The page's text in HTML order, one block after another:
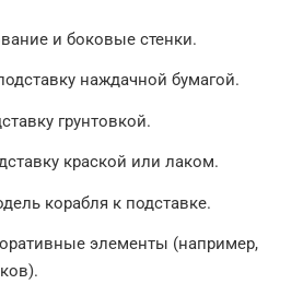
и боковые стенки.
наждачной бумагой.
грунтовкой.
краской или лаком.
корабля к подставке.
элементы (например,